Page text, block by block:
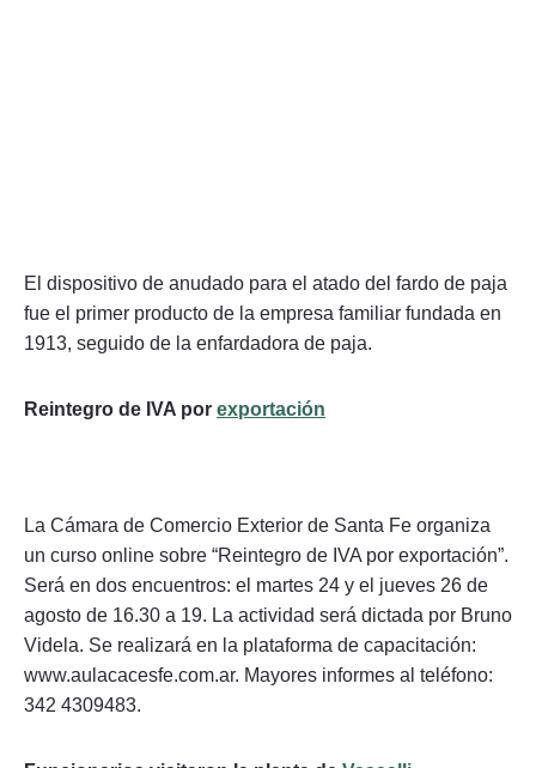
El dispositivo de anudado para el atado del fardo de paja
fue el primer producto de la empresa familiar fundada en
1913, seguido de la enfardadora de paja.
Reintegro de IVA por exportación
La Cámara de Comercio Exterior de Santa Fe organiza
un curso online sobre “Reintegro de IVA por exportación”.
Será en dos encuentros: el martes 24 y el jueves 26 de
agosto de 16.30 a 19. La actividad será dictada por Bruno
Videla. Se realizará en la plataforma de capacitación:
www.aulacacesfe.com.ar. Mayores informes al teléfono:
342 4309483.